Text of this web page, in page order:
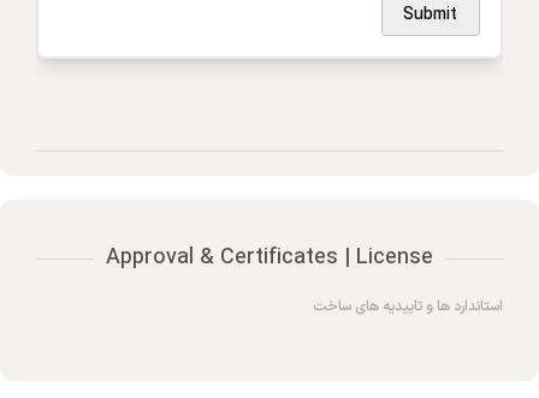
16-Channel RTD Data Logger,
USB-A to micro USB cable,
00)
Submit
Approval & Certificates | License
استاندارد ها و تاییدیه های ساخت